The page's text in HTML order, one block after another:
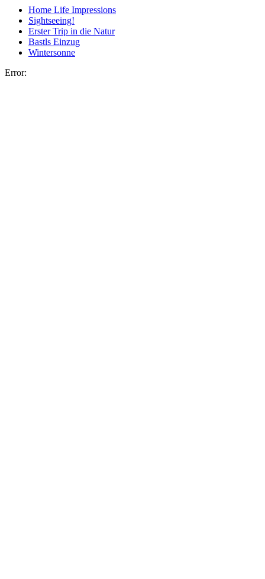
Home Life Impressions
Sightseeing!
Erster Trip in die Natur
Bastls Einzug
Wintersonne
Error: